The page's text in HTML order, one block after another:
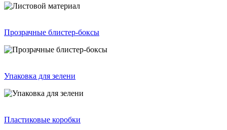
Прозрачные блистер-боксы
Упаковка для зелени
Пластиковые коробки